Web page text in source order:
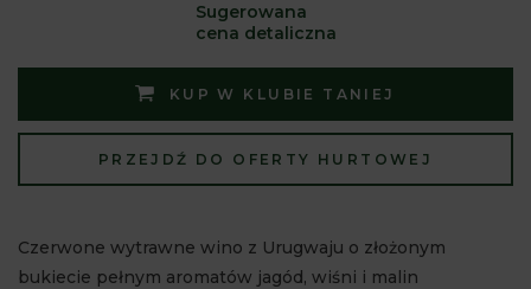
Sugerowana
cena detaliczna
KUP W KLUBIE TANIEJ
PRZEJDŹ DO OFERTY HURTOWEJ
Czerwone wytrawne wino z Urugwaju o złożonym
bukiecie pełnym aromatów jagód, wiśni i malin